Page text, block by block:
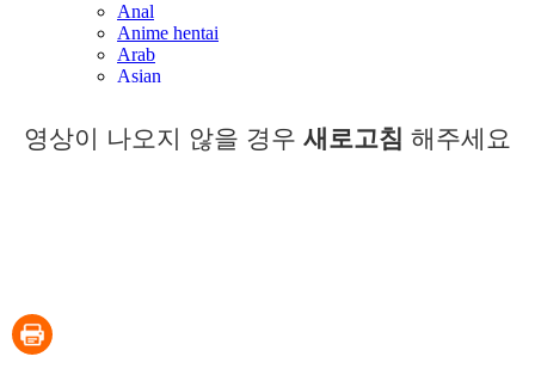
영상이 나오지 않을 경우 새로고침 해주세요